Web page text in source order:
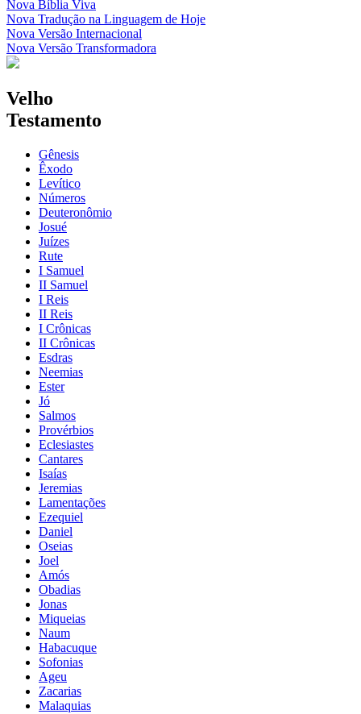
Nova Bíblia Viva
Nova Tradução na Linguagem de Hoje
Nova Versão Internacional
Nova Versão Transformadora
Velho
Testamento
Gênesis
Êxodo
Levítico
Números
Deuteronômio
Josué
Juízes
Rute
I Samuel
II Samuel
I Reis
II Reis
I Crônicas
II Crônicas
Esdras
Neemias
Ester
Jó
Salmos
Provérbios
Eclesiastes
Cantares
Isaías
Jeremias
Lamentações
Ezequiel
Daniel
Oseias
Joel
Amós
Obadias
Jonas
Miqueias
Naum
Habacuque
Sofonias
Ageu
Zacarias
Malaquias